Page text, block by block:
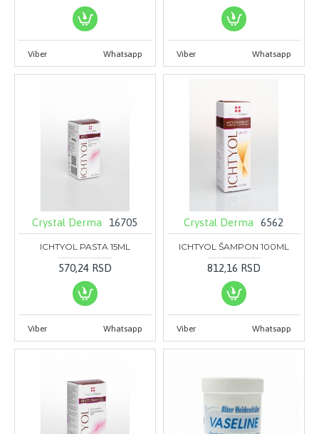
Viber Whatsapp Viber Whatsapp
Crystal Derma 16705
ICHTYOL PASTA 15ML
570,24 RSD
Viber Whatsapp
Crystal Derma 6562
ICHTYOL ŠAMPON 100ML
812,16 RSD
Viber Whatsapp